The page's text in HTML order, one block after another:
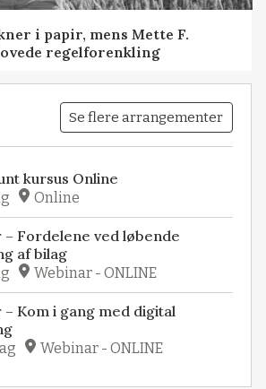
i papir, mens Mette F.
regelforenkling
Se flere arrangementer
kursus Online
Online
– Fordelene ved løbende
af bilag
Webinar - ONLINE
– Kom i gang med digital
Webinar - ONLINE